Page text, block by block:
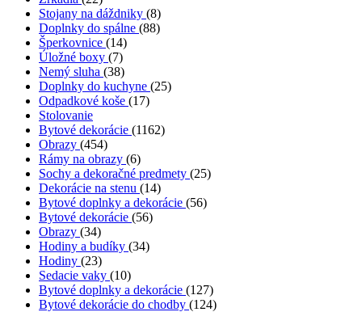
Stojany na dáždniky (8)
Doplnky do spálne (88)
Šperkovnice (14)
Úložné boxy (7)
Nemý sluha (38)
Doplnky do kuchyne (25)
Odpadkové koše (17)
Stolovanie
Bytové dekorácie (1162)
Obrazy (454)
Rámy na obrazy (6)
Sochy a dekoračné predmety (25)
Dekorácie na stenu (14)
Bytové doplnky a dekorácie (56)
Bytové dekorácie (56)
Obrazy (34)
Hodiny a budíky (34)
Hodiny (23)
Sedacie vaky (10)
Bytové doplnky a dekorácie (127)
Bytové dekorácie do chodby (124)